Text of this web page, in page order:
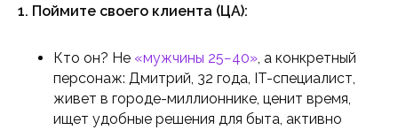
1. Поймите своего клиента (ЦА):
Кто он? Не «мужчины 25−40», а конкретный
персонаж: Дмитрий, 32 года, IT-специалист,
живет в городе-миллионнике, ценит время,
ищет удобные решения для быта, активно